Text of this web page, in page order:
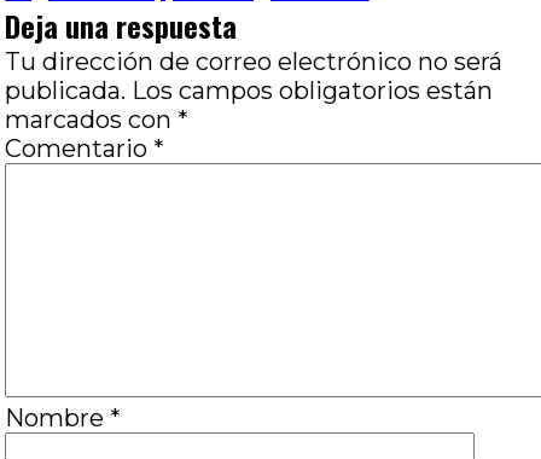
Deja una respuesta
Tu dirección de correo electrónico no será
publicada. Los campos obligatorios están
marcados con *
Comentario *
Nombre *